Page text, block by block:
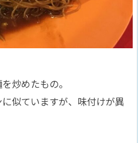
炒めたもの。
似ていますが、味付けが異